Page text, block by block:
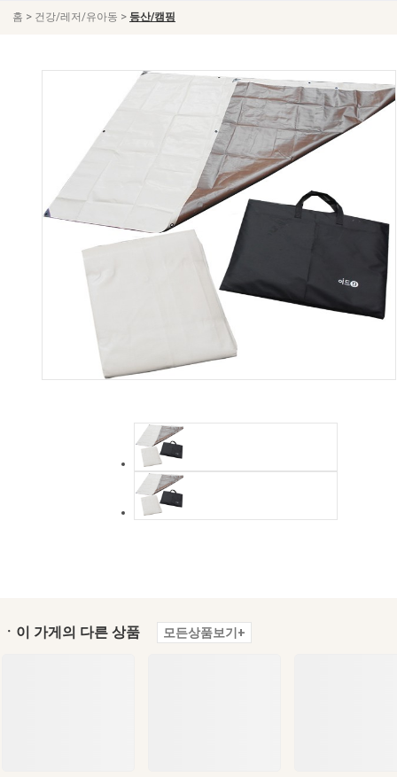
홈 > 건강/레저/유아동 > 등산/캠핑
ㆍ이 가게의 다른 상품 모든상품보기+